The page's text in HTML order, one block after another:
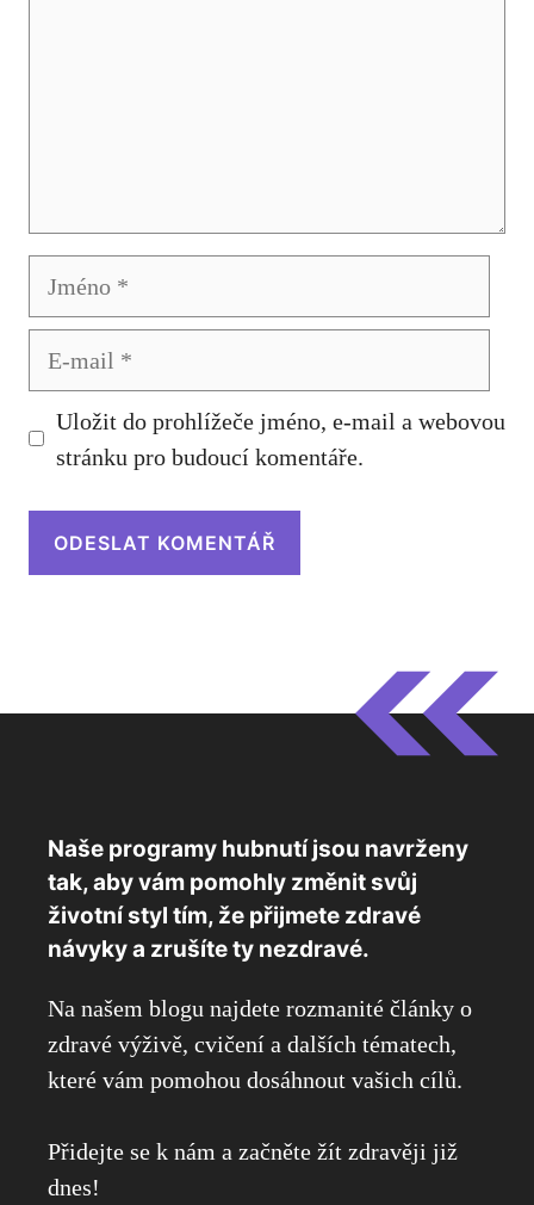
Jméno
Uložit do prohlížeče jméno, e-mail a webovou
stránku pro budoucí komentáře.
Naše programy hubnutí jsou navrženy
tak, aby vám pomohly změnit svůj
životní styl tím, že přijmete zdravé
návyky a zrušíte ty nezdravé.
Na našem blogu najdete rozmanité články o
zdravé výživě, cvičení a dalších tématech,
které vám pomohou dosáhnout vašich cílů.
Přidejte se k nám a začněte žít zdravěji již
dnes!